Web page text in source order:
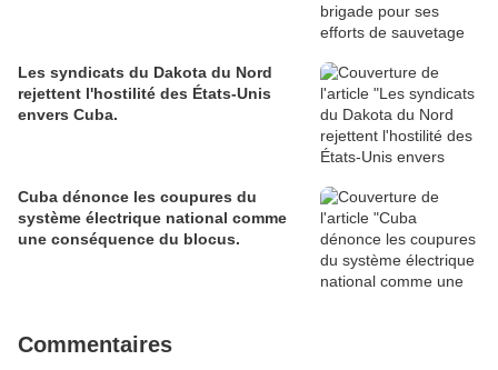
Les syndicats du Dakota du Nord
rejettent l'hostilité des États-Unis
envers Cuba.
Cuba dénonce les coupures du
système électrique national comme
une conséquence du blocus.
Commentaires